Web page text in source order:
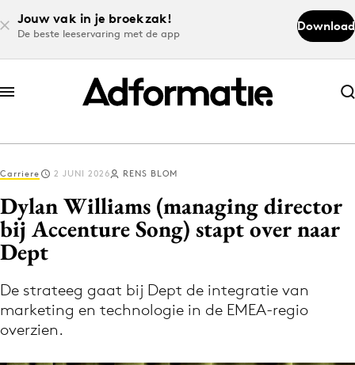
Jouw vak in je broekzak!
De beste leeservaring met de app
Download
Abonneer nu
Abonneer nu
Log in
Download de app
Volg het laatste nieuws via de Adformatie
Nieuws app
Carriere 2 JUNI 2026 RENS BLOM
Dylan Williams (managing director
bij Accenture Song) stapt over naar
Dept
De strateeg gaat bij Dept de integratie van
marketing en technologie in de EMEA-regio
overzien.